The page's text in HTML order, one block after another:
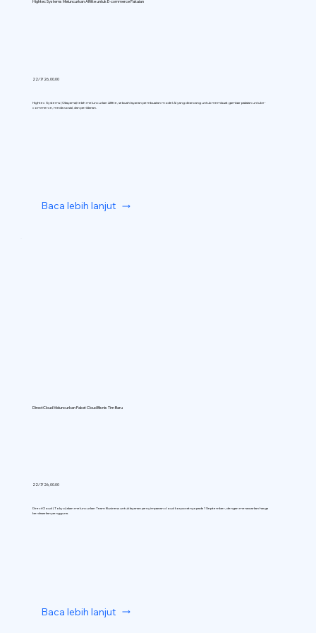
Hightec Systems Meluncurkan AIfitte untuk E-commerce Pakaian
22/7/26, 00.00
Hightec Systems (Okayama) telah meluncurkan AIfitte, sebuah layanan pembuatan model AI yang dirancang untuk membuat gambar pakaian untuk e-
commerce, media sosial, dan periklanan.
Baca lebih lanjut
DirectCloud Meluncurkan Paket Cloud Bisnis Tim Baru
22/7/26, 00.00
DirectCloud (Tokyo) akan meluncurkan Team Business untuk layanan penyimpanan cloud korporatnya pada 1 September, dengan menawarkan harga
berdasarkan pengguna.
Baca lebih lanjut